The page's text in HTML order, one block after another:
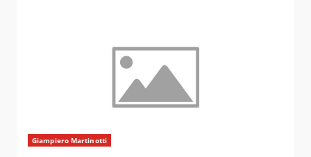
Giampiero Martinotti